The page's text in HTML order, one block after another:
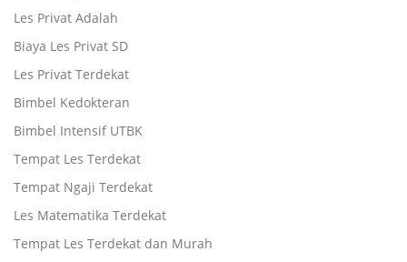
Les Privat Adalah
Biaya Les Privat SD
Les Privat Terdekat
Bimbel Kedokteran
Bimbel Intensif UTBK
Tempat Les Terdekat
Tempat Ngaji Terdekat
Les Matematika Terdekat
Tempat Les Terdekat dan Murah